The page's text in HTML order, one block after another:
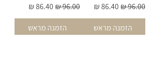
מחיר רגילמחיר מבצע
הזמנה מראש
מחיר רגילמחיר מבצע
הזמנה מראש